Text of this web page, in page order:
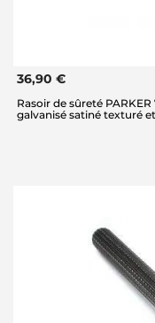
36,90 €
Rasoir de sûreté
galvanisé satiné texturé